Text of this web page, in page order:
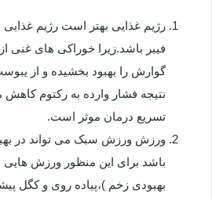
رژیم غذایی بهتر است رژیم غذایی
فیبر باشد.زیرا خوراکی های غنی
گوارش را بهبود بخشیده و از
نتیجه فشار وارده به رکتوم کاهش
تسریع درمان موثر است.
ورزش ورزش سبک می تواند در
باشد برای این منظور ورزش هایی
بهبودی زخم )،پیاده روی و کگل